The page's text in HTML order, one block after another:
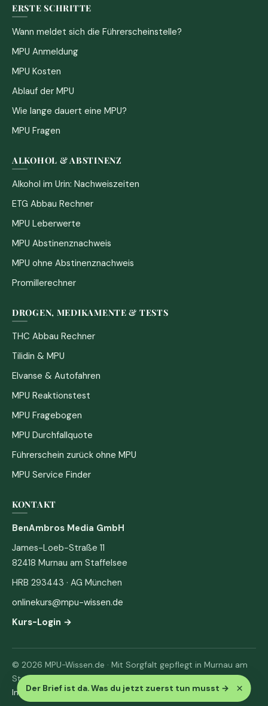
Der Brief ist da. Was du jetzt zuerst tun musst → ×
ERSTE SCHRITTE
Wann meldet sich die Führerscheinstelle?
MPU Anmeldung
MPU Kosten
Ablauf der MPU
Wie lange dauert eine MPU?
MPU Fragen
ALKOHOL & ABSTINENZ
Alkohol im Urin: Nachweiszeiten
ETG Abbau Rechner
MPU Leberwerte
MPU Abstinenznachweis
MPU ohne Abstinenznachweis
Promillerechner
DROGEN, MEDIKAMENTE & TESTS
THC Abbau Rechner
Tilidin & MPU
Elvanse & Autofahren
MPU Reaktionstest
MPU Fragebogen
MPU Durchfallquote
Führerschein zurück ohne MPU
MPU Service Finder
KONTAKT
BenAmbros Media GmbH
James-Loeb-Straße 11
82418 Murnau am Staffelsee
HRB 293443 · AG München
onlinekurs@mpu-wissen.de
Kurs-Login →
© 2026 MPU-Wissen.de · Mit Sorgfalt gepflegt in Murnau am
Staffelsee
Impressum· Datenschutz & AGB